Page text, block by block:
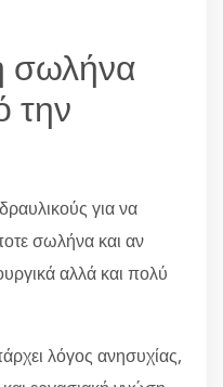
σωλήνα
την
για να
σωλήνα και αν
αλλά και πολύ
λόγος ανησυχίας,